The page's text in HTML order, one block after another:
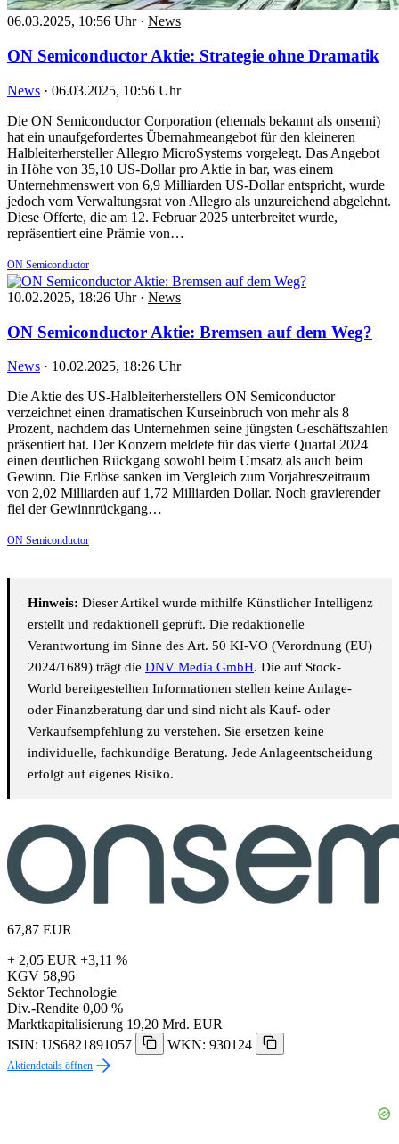
06.03.2025, 10:56 Uhr · News
ON Semiconductor Aktie: Strategie ohne Dramatik
News · 06.03.2025, 10:56 Uhr
Die ON Semiconductor Corporation (ehemals bekannt als onsemi)
hat ein unaufgefordertes Übernahmeangebot für den kleineren
Halbleiterhersteller Allegro MicroSystems vorgelegt. Das Angebot
in Höhe von 35,10 US-Dollar pro Aktie in bar, was einem
Unternehmenswert von 6,9 Milliarden US-Dollar entspricht, wurde
jedoch vom Verwaltungsrat von Allegro als unzureichend abgelehnt.
Diese Offerte, die am 12. Februar 2025 unterbreitet wurde,
repräsentiert eine Prämie von…
ON Semiconductor
10.02.2025, 18:26 Uhr · News
ON Semiconductor Aktie: Bremsen auf dem Weg?
News · 10.02.2025, 18:26 Uhr
Die Aktie des US-Halbleiterherstellers ON Semiconductor
verzeichnet einen dramatischen Kurseinbruch von mehr als 8
Prozent, nachdem das Unternehmen seine jüngsten Geschäftszahlen
präsentiert hat. Der Konzern meldete für das vierte Quartal 2024
einen deutlichen Rückgang sowohl beim Umsatz als auch beim
Gewinn. Die Erlöse sanken im Vergleich zum Vorjahreszeitraum
von 2,02 Milliarden auf 1,72 Milliarden Dollar. Noch gravierender
fiel der Gewinnrückgang…
ON Semiconductor
Hinweis: Dieser Artikel wurde mithilfe Künstlicher Intelligenz
erstellt und redaktionell geprüft. Die redaktionelle
Verantwortung im Sinne des Art. 50 KI-VO (Verordnung (EU)
2024/1689) trägt die DNV Media GmbH. Die auf Stock-
World bereitgestellten Informationen stellen keine Anlage-
oder Finanzberatung dar und sind nicht als Kauf- oder
Verkaufsempfehlung zu verstehen. Sie ersetzen keine
individuelle, fachkundige Beratung. Jede Anlageentscheidung
erfolgt auf eigenes Risiko.
67,87 EUR
+ 2,05 EUR +3,11 %
KGV 58,96
Sektor Technologie
Div.-Rendite 0,00 %
Marktkapitalisierung 19,20 Mrd. EUR
ISIN: US6821891057
WKN: 930124
Aktiendetails öffnen